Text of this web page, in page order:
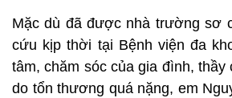
Mặc dù đã được nhà trường sơ
cứu kịp thời tại Bệnh viện đa
tâm, chăm sóc của gia đình, thầy
do tổn thương quá nặng, em